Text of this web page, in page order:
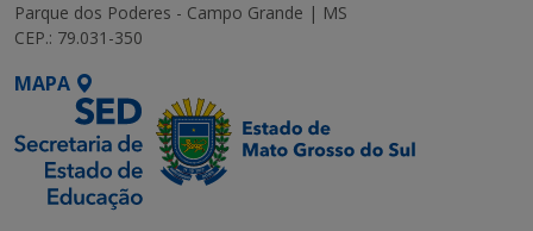
Parque dos Poderes - Campo Grande | MS
CEP.: 79.031-350
MAPA